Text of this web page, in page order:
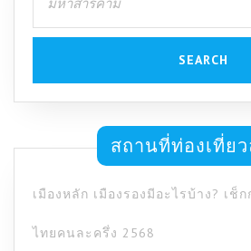
for:
สถานที่ท่องเที่ย
เมืองหลัก เมืองรองมีอะไรบ้าง? เช็
ไทยคนละครึ่ง 2568